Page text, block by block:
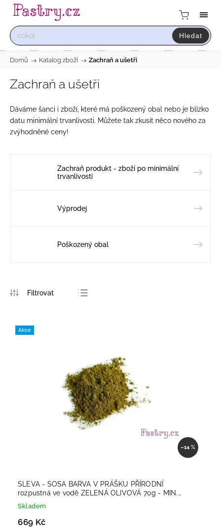
Hledat
Domů / Katalog zboží / Zachraň a ušetři
Zachraň a ušetři
Dáváme šanci i zboží, které má poškozený obal nebo je blízko
datu minimální trvanlivosti. Můžete tak zkusit něco nového za
zvýhodněné ceny!
Zachraň produkt - zboží po minimální
trvanlivosti
Výprodej
Poškozený obal
Abecedně
Akce
–14 %
SLEVA - SOSA BARVA V PRÁŠKU PŘÍRODNÍ
rozpustná ve vodě ZELENÁ OLIVOVÁ 70g - MIN.
TRVANLIVOST 15.7.26
Skladem
669 Kč